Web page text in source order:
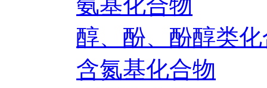
醇、酚、酚醇类
含氮基化合物